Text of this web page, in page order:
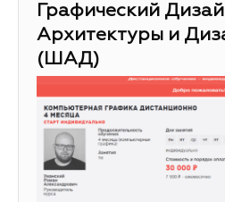
Графический
Архитектуры и
(ШАД)